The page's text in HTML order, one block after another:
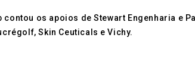
os apoios de Stewart Engenharia e
Skin Ceuticals e Vichy.